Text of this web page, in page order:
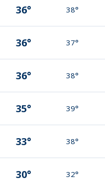
36° 38°
36° 37°
36° 38°
35° 39°
33° 38°
30° 32°